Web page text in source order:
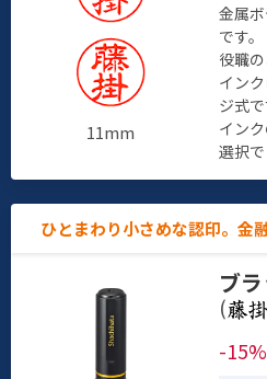
11mm
金属
です。
役職
イン
ジ式で
イン
選択で
ひとまわり小さめな認印。金
ブ
(
-15%